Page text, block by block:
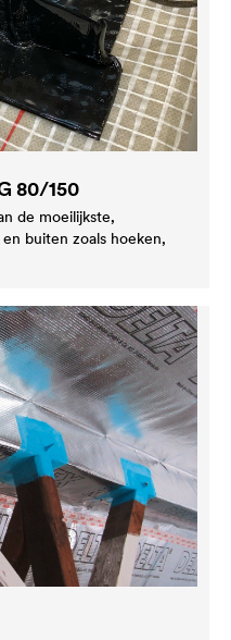
80/150
de moeilijkste,
buiten zoals hoeken,